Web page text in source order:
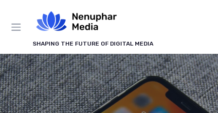
SHAPING THE FUTURE OF DIGITAL MEDIA